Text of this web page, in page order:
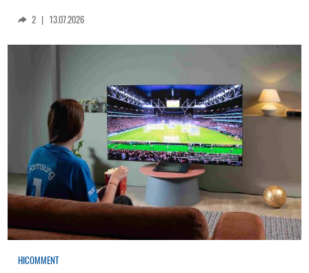
2 | 13.07.2026
HICOMMENT